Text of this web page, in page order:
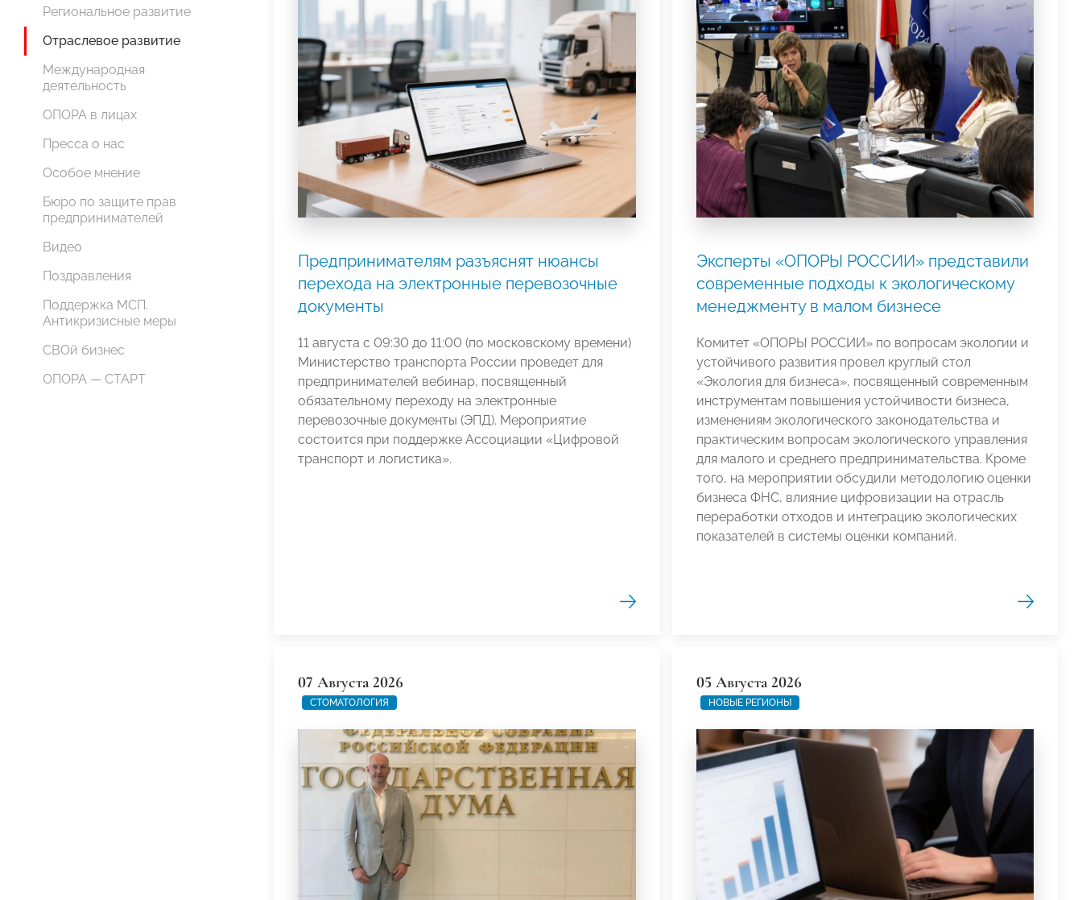
Региональное развитие
Отраслевое развитие
Международная
деятельность
ОПОРА в лицах
Пресса о нас
Особое мнение
Бюро по защите прав
предпринимателей
Видео
Поздравления
Поддержка МСП.
Антикризисные меры
СВОй бизнес
ОПОРА — СТАРТ
Предпринимателям разъяснят нюансы
перехода на электронные перевозочные
документы
11 августа с 09:30 до 11:00 (по московскому времени)
Министерство транспорта России проведет для
предпринимателей вебинар, посвященный
обязательному переходу на электронные
перевозочные документы (ЭПД). Мероприятие
состоится при поддержке Ассоциации «Цифровой
транспорт и логистика».
Эксперты «ОПОРЫ РОССИИ» представили
современные подходы к экологическому
менеджменту в малом бизнесе
Комитет «ОПОРЫ РОССИИ» по вопросам экологии и
устойчивого развития провел круглый стол
«Экология для бизнеса», посвященный современным
инструментам повышения устойчивости бизнеса,
изменениям экологического законодательства и
практическим вопросам экологического управления
для малого и среднего предпринимательства. Кроме
того, на мероприятии обсудили методологию оценки
бизнеса ФНС, влияние цифровизации на отрасль
переработки отходов и интеграцию экологических
показателей в системы оценки компаний.
07 Августа 2026
СТОМАТОЛОГИЯ
05 Августа 2026
НОВЫЕ РЕГИОНЫ